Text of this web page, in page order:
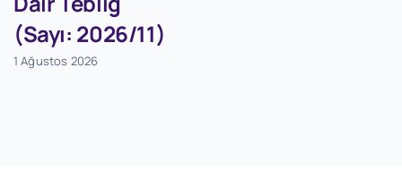
(Sayı: 2026/11)
1 Ağustos 2026